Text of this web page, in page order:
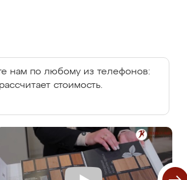
нам по любому из телефонов:
стоимость.